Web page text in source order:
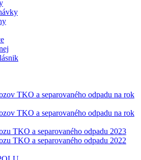
TKO a separovaného odpadu na rok
TKO a separovaného odpadu na rok
TKO a separovaného odpadu 2023
TKO a separovaného odpadu 2022